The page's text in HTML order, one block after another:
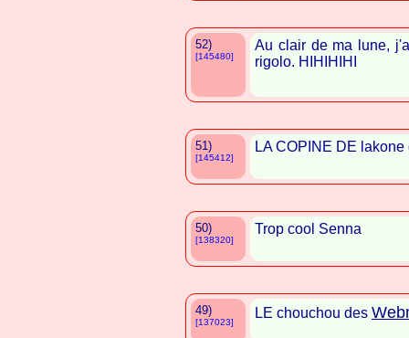
52)
[145480]
Au clair de ma lune,
rigolo. HIHIHIHI
51)
[145412]
LA COPINE DE lakone
50)
[138320]
Trop cool Senna
49)
[137023]
LE chouchou des